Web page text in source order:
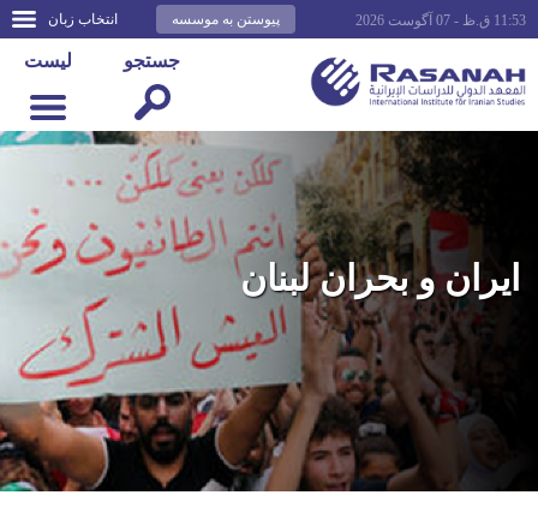
انتخاب زبان پیوستن به موسسه 11:53 ق.ظ - 07 آگوست 2026
لیست جستجو
ایران و بحران لبنان